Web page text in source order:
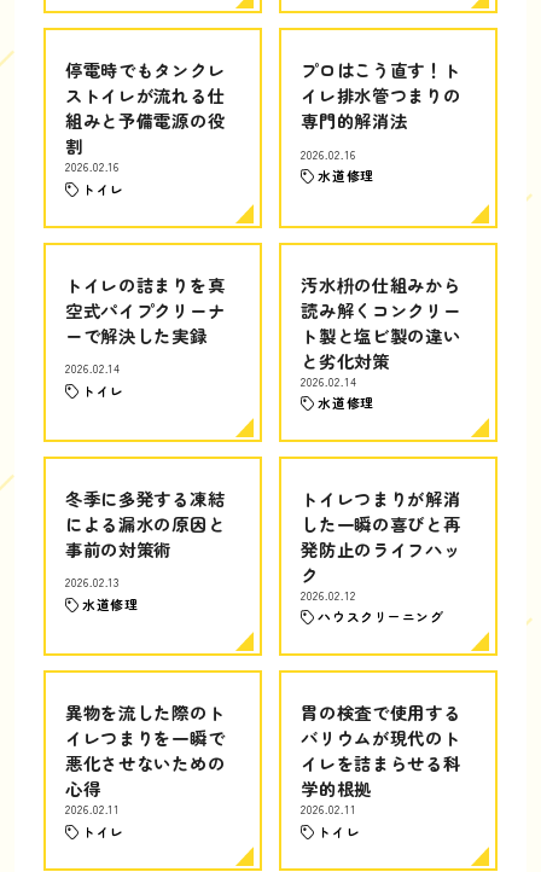
停電時でもタンクレ
ストイレが流れる仕
組みと予備電源の役
割
2026.02.16
トイレ
プロはこう直す！ト
イレ排水管つまりの
専門的解消法
2026.02.16
水道修理
トイレの詰まりを真
空式パイプクリーナ
ーで解決した実録
2026.02.14
トイレ
汚水枡の仕組みから
読み解くコンクリー
ト製と塩ビ製の違い
と劣化対策
2026.02.14
水道修理
冬季に多発する凍結
による漏水の原因と
事前の対策術
2026.02.13
水道修理
トイレつまりが解消
した一瞬の喜びと再
発防止のライフハッ
ク
2026.02.12
ハウスクリーニング
異物を流した際のト
イレつまりを一瞬で
悪化させないための
心得
2026.02.11
トイレ
胃の検査で使用する
バリウムが現代のト
イレを詰まらせる科
学的根拠
2026.02.11
トイレ